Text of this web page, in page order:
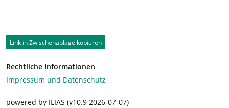
Link in Zwischenablage kopieren
Rechtliche Informationen
Impressum und Datenschutz
powered by ILIAS (v10.9 2026-07-07)